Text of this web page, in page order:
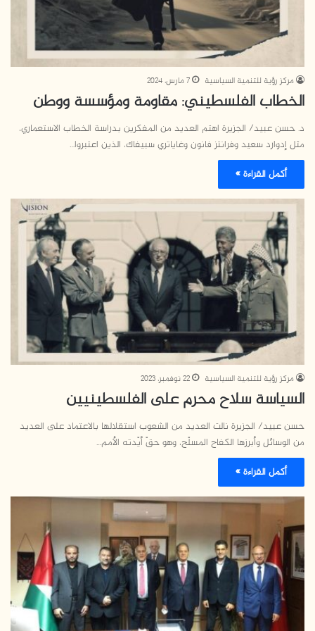
مركز رؤية للتنمية السياسية 7 مارس، 2024
الخطاب الفلسطيني: مقاومة ومؤسسة ووطن
د. حسن عبيد/ الجزيرة اهتم العديد من المفكرين بدراسة الخطاب الاستعماري،
مثل إدوارد سعيد وفرانتز فانون وغاياتري سبيفاك، الذين اعتبروا…
أكمل القراءة »
مركز رؤية للتنمية السياسية 22 نوفمبر، 2023
السياسة سلاح محرم على الفلسطينيين
حسن عبيد/ الجزيرة نالت العديد من الشعوب استقلالها بالاعتماد على العديد
من الوسائل وأبرزها الكفاح المسلّح، وهو حقّ أيّدته الأمم…
أكمل القراءة »